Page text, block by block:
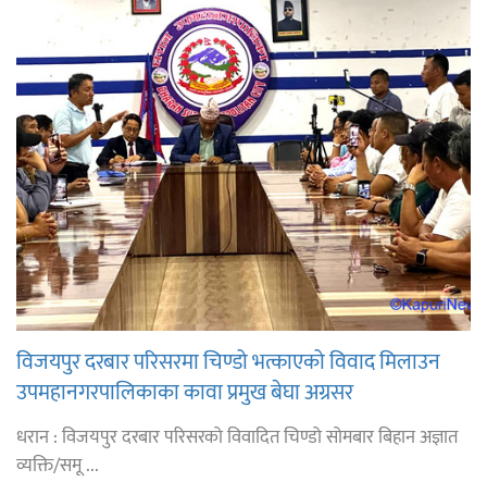
विजयपुर दरबार परिसरमा चिण्डो भत्काएको विवाद मिलाउन
उपमहानगरपालिकाका कावा प्रमुख बेघा अग्रसर
धरान : विजयपुर दरबार परिसरको विवादित चिण्डो सोमबार बिहान अज्ञात
व्यक्ति/समू ...